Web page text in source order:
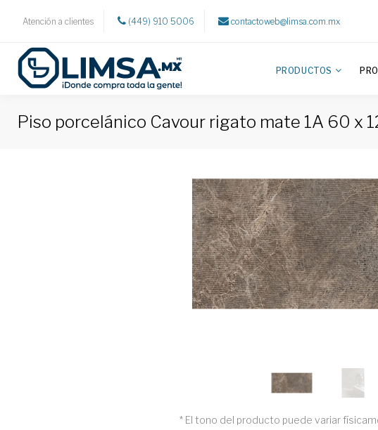
Atención a clientes (449) 910 5006 contactoweb@limsa.com.mx
PRODUCTOS
Piso porcelánico Cavour rigato mate 1A 60 x
* El tono del producto puede variar